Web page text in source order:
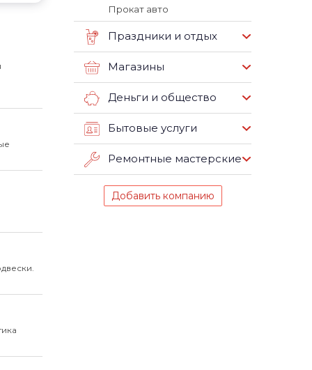
Прокат авто
Праздники и отдых
Магазины
Деньги и общество
Бытовые услуги
Ремонтные мастерские
Добавить компанию